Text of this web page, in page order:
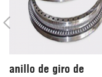
anillo de giro de